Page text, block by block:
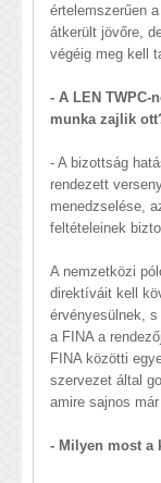
értelemszerűen
átkerült jövőre,
végéig meg kell
- A LEN
munka zajlik
- A bizottság
rendezett
menedzselése,
feltételeinek
A nemzetközi
direktíváit kell
érvényesülnek,
a FINA a
FINA közötti
szervezet által
amire sajnos már
- Milyen most a